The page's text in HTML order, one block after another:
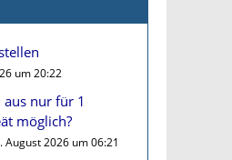
um 20:22
aus nur für 1
möglich?
August 2026 um 06:21